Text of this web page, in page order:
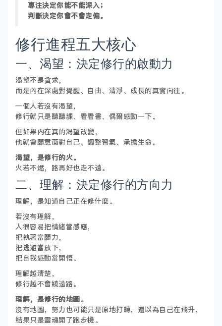
專注決定你能不能深入；
判斷決定你會不會走偏。
修行進程五大核心
一、渴望：決定修行的啟動力
渴望不是貪求，
而是內在深處對覺醒、自由、清淨、成長的真實向往。
一個人若沒有渴望，
修行就只是聽聽課、看看書、偶爾感動一下。
但如果內在真的渴望改變，
他就會願意面對自己、調整習氣、承擔生命。
渴望，是修行的火。
火若不燃，路再好也走不遠。
二、理解：決定修行的方向力
理解，是知道自己正在修什麼。
若沒有理解，
人很容易把情緒當感應，
把執著當願力，
把逃避當放下，
把自我感動當開悟。
理解越清楚，
修行越不會繞遠路。
理解，是修行的地圖。
沒有地圖，努力也可能只是原地打轉，還以為自己在飛升，
結果只是靈魂開了跑步機。